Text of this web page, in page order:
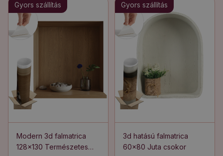
Gyors szállítás
Modern 3d falmatrica
128x130 Természetes
Gyors szállítás
3d hatású falmatrica
60x80 Juta csokor